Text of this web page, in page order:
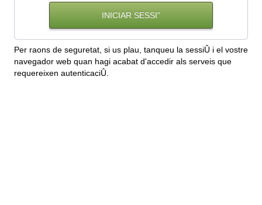
Per raons de seguretat, si us plau, tanqueu la sessiÛ i el vostre
navegador web quan hagi acabat d'accedir als serveis que
requereixen autenticaciÛ.